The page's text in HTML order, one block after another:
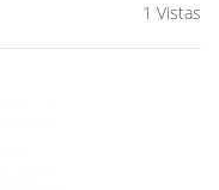
1 Vistas